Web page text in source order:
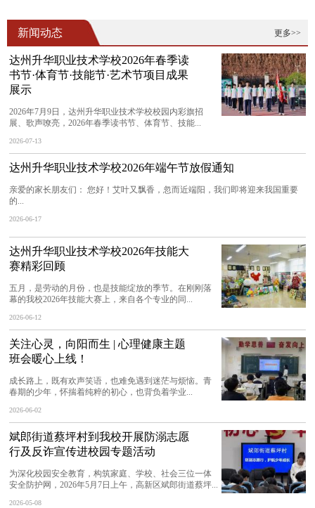
更多>>
新闻动态
达州升华职业技术学校2026年春季读
书节·体育节·技能节·艺术节项目成果
展示
2026年7月9日，达州升华职业技术学校校园内彩旗招
展、歌声嘹亮，2026年春季读书节、体育节、技能...
2026-07-13
达州升华职业技术学校2026年端午节放假通知
亲爱的家长朋友们： 您好！艾叶又飘香，忽而近端阳，我们即将迎来我国重要
的...
2026-06-17
达州升华职业技术学校2026年技能大
赛精彩回顾
五月，是劳动的月份，也是技能绽放的季节。在刚刚落
幕的我校2026年技能大赛上，来自各个专业的同...
2026-06-12
关注心灵，向阳而生 | 心理健康主题
班会暖心上线！
成长路上，既有欢声笑语，也难免遇到迷茫与烦恼。青
春期的少年，怀揣着纯粹的初心，也背负着学业...
2026-06-02
斌郎街道蔡坪村到我校开展防溺志愿
行及反诈宣传进校园专题活动
为深化校园安全教育，构筑家庭、学校、社会三位一体
安全防护网，2026年5月7日上午，高新区斌郎街道蔡坪...
2026-05-08